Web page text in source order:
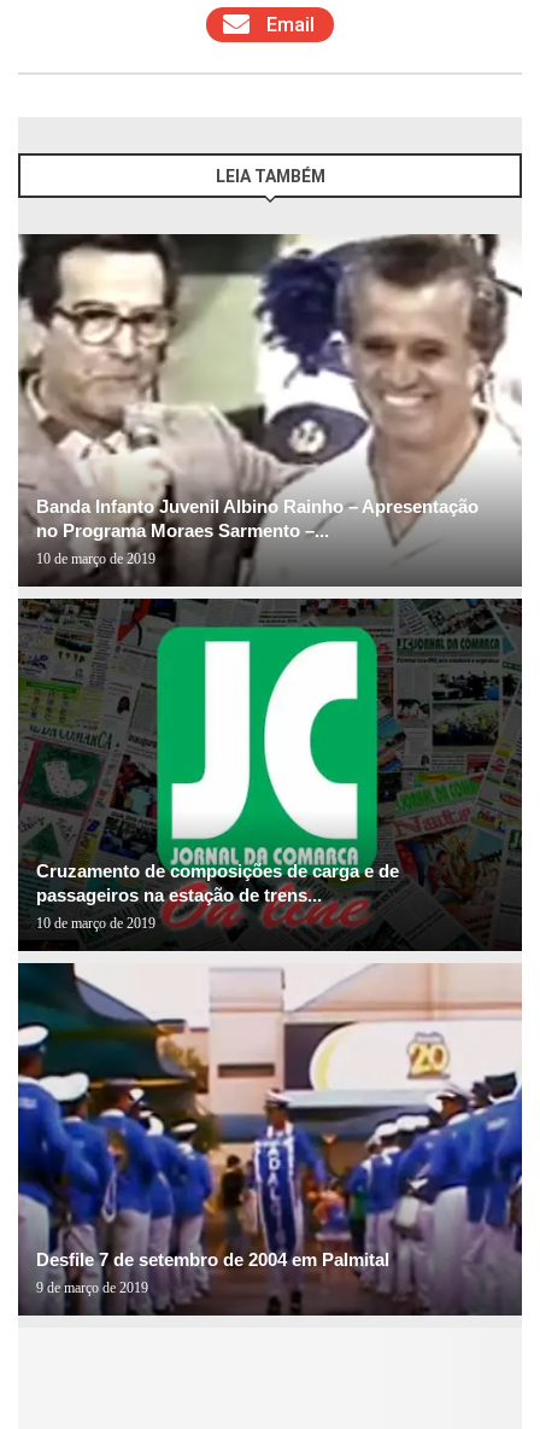
Email
LEIA TAMBÉM
Banda Infanto Juvenil Albino Rainho – Apresentação
no Programa Moraes Sarmento –...
10 de março de 2019
Cruzamento de composições de carga e de
passageiros na estação de trens...
10 de março de 2019
Desfile 7 de setembro de 2004 em Palmital
9 de março de 2019